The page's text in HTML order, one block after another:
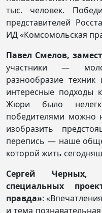
тыс. человек.
представителей
ИД «Комсомольская
Павел Смелов,
участники —
разнообразие
интересные подходы
Жюри было
победителями можно
изобразить
перепись — наше
которой жить
Сергей Черных,
специальных
правда»:
и тема